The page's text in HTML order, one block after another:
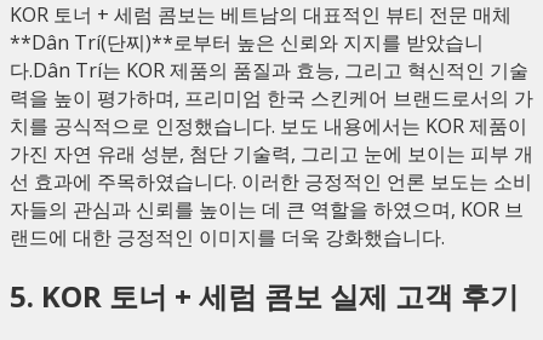
KOR 토너 + 세럼 콤보는 베트남의 대표적인 뷰티 전문 매체
**Dân Trí(단찌)**로부터 높은 신뢰와 지지를 받았습니
다.Dân Trí는 KOR 제품의 품질과 효능, 그리고 혁신적인 기술
력을 높이 평가하며, 프리미엄 한국 스킨케어 브랜드로서의 가
치를 공식적으로 인정했습니다. 보도 내용에서는 KOR 제품이
가진 자연 유래 성분, 첨단 기술력, 그리고 눈에 보이는 피부 개
선 효과에 주목하였습니다. 이러한 긍정적인 언론 보도는 소비
자들의 관심과 신뢰를 높이는 데 큰 역할을 하였으며, KOR 브
랜드에 대한 긍정적인 이미지를 더욱 강화했습니다.
5. KOR 토너 + 세럼 콤보 실제 고객 후기